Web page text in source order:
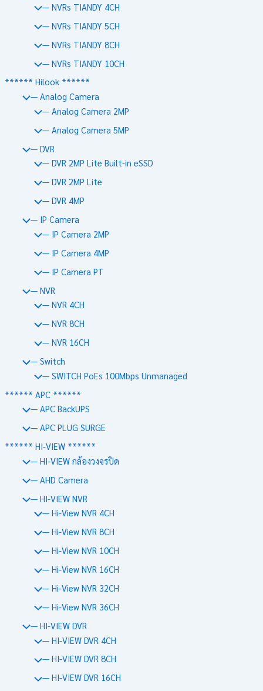
— NVRs TIANDY 4CH
— NVRs TIANDY 5CH
— NVRs TIANDY 8CH
— NVRs TIANDY 10CH
****** Hilook ******
— Analog Camera
— Analog Camera 2MP
— Analog Camera 5MP
— DVR
— DVR 2MP Lite Built-in eSSD
— DVR 2MP Lite
— DVR 4MP
— IP Camera
— IP Camera 2MP
— IP Camera 4MP
— IP Camera PT
— NVR
— NVR 4CH
— NVR 8CH
— NVR 16CH
— Switch
— SWITCH PoEs 100Mbps Unmanaged
****** APC ******
— APC BackUPS
— APC PLUG SURGE
****** HI-VIEW ******
— HI-VIEW กล้องวงจรปิด
— AHD Camera
— HI-VIEW NVR
— Hi-View NVR 4CH
— Hi-View NVR 8CH
— Hi-View NVR 10CH
— Hi-View NVR 16CH
— Hi-View NVR 32CH
— Hi-View NVR 36CH
— HI-VIEW DVR
— HI-VIEW DVR 4CH
— HI-VIEW DVR 8CH
— HI-VIEW DVR 16CH